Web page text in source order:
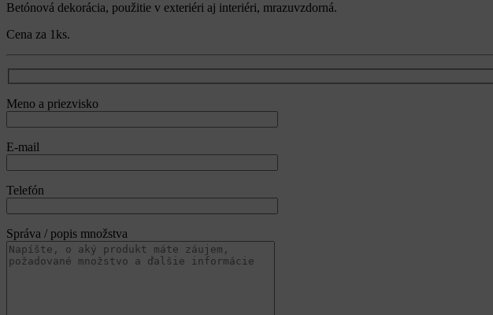
Betónová dekorácia, použitie v exteriéri aj interiéri, mrazuvzdorná.
Cena za 1ks.
Meno a priezvisko
E-mail
Telefón
Správa / popis množstva